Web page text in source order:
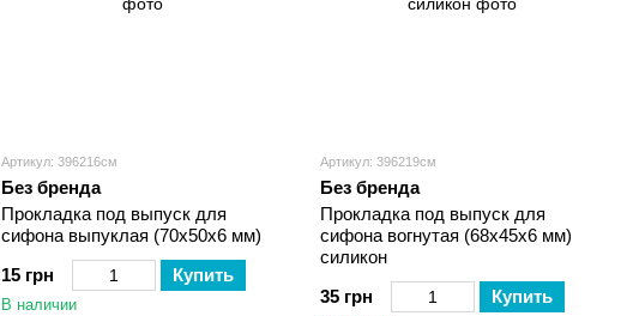
Артикул: 396216см
Без бренда
Прокладка под выпуск для
сифона выпуклая (70х50х6 мм)
15 грн
Купить
В наличии
Артикул: 396219см
Без бренда
Прокладка под выпуск для
сифона вогнутая (68х45х6 мм)
силикон
35 грн
Купить